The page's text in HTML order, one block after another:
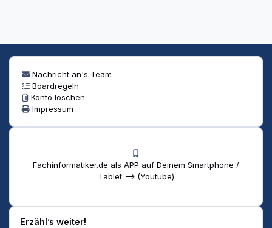
Nachricht an's Team
Boardregeln
Konto löschen
Impressum
Fachinformatiker.de als APP auf Deinem Smartphone /
Tablet --> (Youtube)
Erzähl’s weiter!